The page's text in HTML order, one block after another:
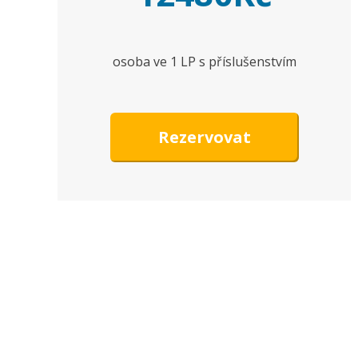
osoba ve 1 LP s příslušenstvím
Rezervovat